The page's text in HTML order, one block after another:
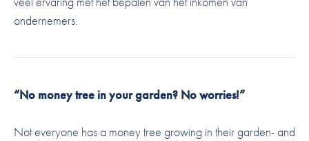
ondernemers.
“No money tree in your garden? No worries!”
Not everyone has a money tree growing in their garden- and